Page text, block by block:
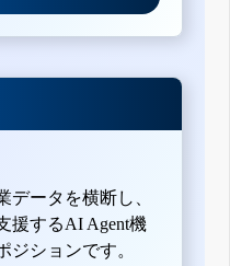
データを横断し、
援するAI Agent機
ジションです。